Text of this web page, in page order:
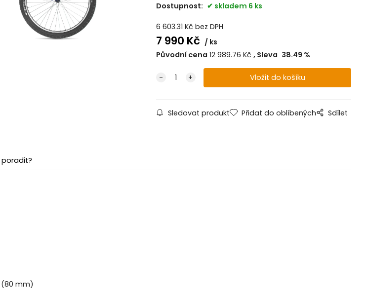
Dostupnost:
skladem 6 ks
6 603.31 Kč bez DPH
7 990 Kč
ks
Původní cena 12 989.76Kč Sleva 38.49 %
Sledovat produkt Přidat do oblíbených Sdílet
(80 mm)